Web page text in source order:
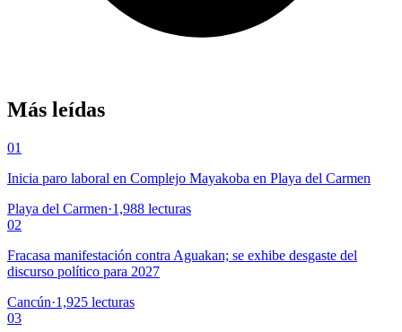
Más leídas
01
Inicia paro laboral en Complejo Mayakoba en Playa del Carmen
Playa del Carmen·1,988 lecturas
02
Fracasa manifestación contra Aguakan; se exhibe desgaste del
discurso político para 2027
Cancún·1,925 lecturas
03